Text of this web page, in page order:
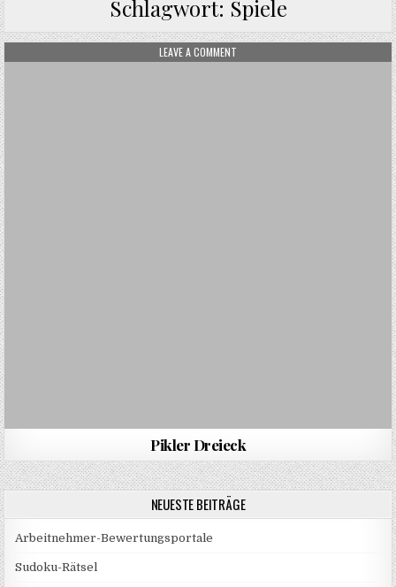
Schlagwort: Spiele
LEAVE A COMMENT
Pikler Dreieck
NEUESTE BEITRÄGE
Arbeitnehmer-Bewertungsportale
Sudoku-Rätsel